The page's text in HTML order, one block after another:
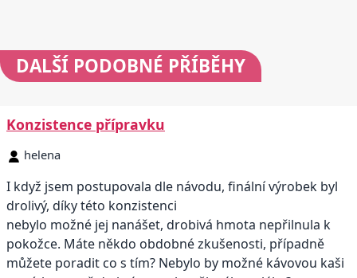
DALŠÍ PODOBNÉ PŘÍBĚHY
Konzistence přípravku
helena
I když jsem postupovala dle návodu, finální výrobek byl
drolivý, díky této konzistenci
nebylo možné jej nanášet, drobivá hmota nepřilnula k
pokožce. Máte někdo obdobné zkušenosti, případně
můžete poradit co s tím? Nebylo by možné kávovou kaši